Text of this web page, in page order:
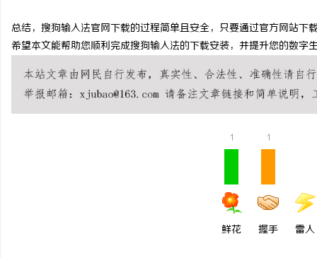
总结，搜狗输入法官网下载的过程简单且安全，只要通过官方网站
希望本文能帮助您顺利完成搜狗输入法的下载安装，并提升您的数字
1
鲜花
1
握手 雷人